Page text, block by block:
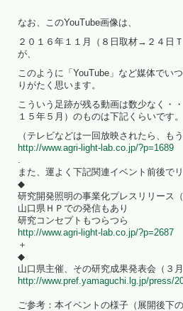
なお、このYouTube画像は、
２０１６年１１月（８日取材→２４日
が、
このように「YouTube」など媒体でい
りがたく思います。
こういう足跡が残る動画は数少なく・
１５年５月）のものは下記くらいです。
（テレビなどは一回放映されたら、も
http://www.agri-light-lab.co.jp/?p=1689
.
また、運よく下記関連イベント前後で
◆
研究開発照明の事業化プレスリリース（
山口県ＨＰでの発信もあり
研究コンセプトもつらつら
http://www.agri-light-lab.co.jp/?p=2687
＋
◆
山口県主催、その研究成果発表会（３月
http://www.pref.yamaguchi.lg.jp/press/
ご参考：本イベントの様子（展開後下